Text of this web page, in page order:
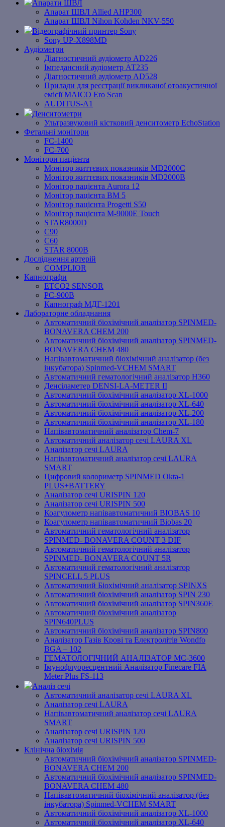
Апарати ШВЛ
Апарат ШВЛ Allied AHP300
Апарат ШВЛ Nihon Kohden NKV-550
Відеографічний принтер Sony
Sony UP-X898MD
Аудіометри
Діагностичний аудіометр AD226
Імпедансний аудіометр АТ235
Діагностичний аудіометр AD528
Прилади для реєстрації викликаної отоакустичної
емісії MAICO Ero Scan
AUDITUS-A1
Денситометри
Ультразвуковий кістковий денситометр EchoStation
Фетальні монітори
FC-1400
FC-700
Монітори пацієнта
Монітор життєвих показників MD2000С
Монітор життєвих показників MD2000В
Mонітоp пацієнта Aurora 12
Монітор пацієнта BM 5
Монітор пацієнта Progetti S50
Монітор пацієнта M-9000E Touch
STAR8000D
C90
C60
STAR 8000B
Дослідження артерій
COMPLIOR
Капнографи
ETCO2 SENSOR
PC‐900B
Капнограф МДГ-1201
Лабораторне обладнання
Автоматичний біохімічний аналізатор SPINMED-
BONAVERA CHEM 200
Автоматичний біохімічний аналізатор SPINMED-
BONAVERA CHEM 480
Напівавтоматичний біохімічний аналізатор (без
інкубатора) Spinmed-VCHEM SMART
Автоматичний гематологічний аналізатор Н360
Денсіламетер DENSI-LA-METER ІІ
Автоматичний біохімічний аналізатор XL-1000
Автоматичний біохімічний аналізатор XL-640
Автоматичний біохімічний аналізатор XL-200
Автоматичний біохімічний аналізатор XL-180
Напівавтоматичний аналізатор Chem-7
Автоматичний аналізатор сечі LAURA XL
Аналізатор сечі LAURA
Напівавтоматичний аналізатор сечі LAURA
SMART
Цифровий колориметр SPINMED Okta-1
PLUS+BATTERY
Аналізатор сечі URISPIN 120
Аналізатор сечі URISPIN 500
Коагулометр напівавтоматичний BIOBAS 10
Коагулометр напівавтоматичний Biobas 20
Автоматичний гематологічний аналізатор
SPINMED- BONAVERA COUNT 3 DIF
Автоматичний гематологічний аналізатор
SPINMED- BONAVERA COUNT 5R
Автоматичний гематологічний аналізатор
SPINCELL 5 PLUS
Автоматичний Біохімічний аналізатор SPINXS
Автоматичний біохімічний аналізатор SPIN 230
Автоматичний біохімічний аналізатор SPIN360E
Автоматичний біохімічний аналізатор
SPIN640PLUS
Автоматичний біохімічний аналізатор SPIN800
Аналізатор Газів Крові та Електролітів Wondfo
BGA – 102
ГЕМАТОЛОГІЧНИЙ АНАЛІЗАТОР MC-3600
Імунофлуоресцентний Аналізатор Finecare FIA
Meter Plus FS-113
Аналіз сечі
Автоматичний аналізатор сечі LAURA XL
Аналізатор сечі LAURA
Напівавтоматичний аналізатор сечі LAURA
SMART
Аналізатор сечі URISPIN 120
Аналізатор сечі URISPIN 500
Клінічна біохімія
Автоматичний біохімічний аналізатор SPINMED-
BONAVERA CHEM 200
Автоматичний біохімічний аналізатор SPINMED-
BONAVERA CHEM 480
Напівавтоматичний біохімічний аналізатор (без
інкубатора) Spinmed-VCHEM SMART
Автоматичний біохімічний аналізатор XL-1000
Автоматичний біохімічний аналізатор XL-640